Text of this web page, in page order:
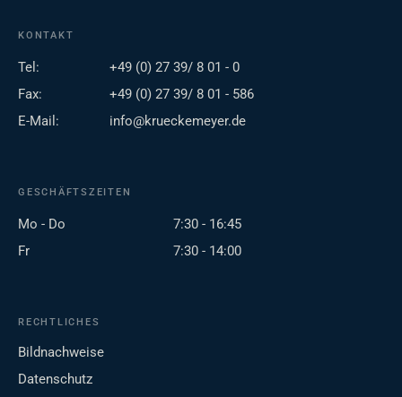
KONTAKT
Tel:
+49 (0) 27 39/ 8 01 - 0
Fax:
+49 (0) 27 39/ 8 01 - 586
E-Mail:
info@krueckemeyer.de
GESCHÄFTSZEITEN
Mo - Do
7:30 - 16:45
Fr
7:30 - 14:00
RECHTLICHES
Bildnachweise
Datenschutz